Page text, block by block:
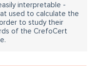
interpretable -
used to calculate the
to study their
of the CrefoCert